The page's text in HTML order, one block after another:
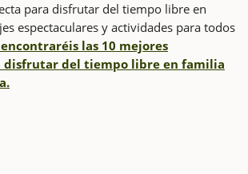
para disfrutar del tiempo libre en
espectaculares y actividades para todos
las 10 mejores
disfrutar del tiempo libre en familia